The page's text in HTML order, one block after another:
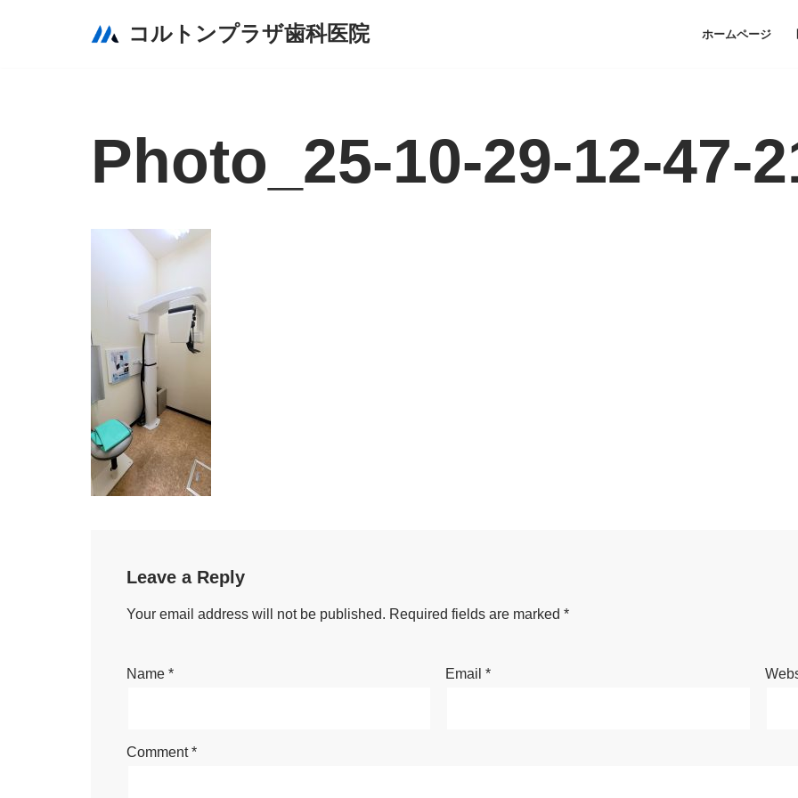
コルトンプラザ歯科医院 ホームページ
Photo_25-10-29-12-47-
Leave a Reply
Your email address will not be published. Required fields are marked *
Name * Email*
Comment*